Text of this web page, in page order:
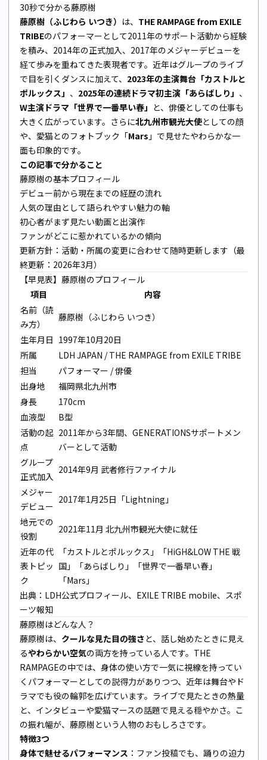
30秒で分かる藤原樹
藤原樹（ふじわら いつき） は、 THE RAMPAGE from EXILE
TRIBEのパフォーマーとして2011年のサポート活動から経験
を積み、2014年の正式加入、2017年のメジャーデビューを
経て歩みを重ねてきた表現者です。近年はグループのライブ
で目を引くダンスに加えて、 2023年の主演舞台「カストルと
ポルックス」 、 2025年の連続ドラマ初主演「あらばしり」 、
W主演ドラマ「世界で一番早い春」 と、俳優としての仕事も
大きく広がっています。さらに北九州市観光大使としての顔
や、愛猫とのフォトブック「Mars 」で見せたやわらかな一
面も印象的です。
この記事で分かること
藤原樹の基本プロフィール
デビュー前から現在までの経歴の流れ
人気の理由として語られやすい魅力の軸
初心者がまず見たい動画と出演作
ファンがどこに惹かれているかの傾向
更新方針：活動・所属の変更に合わせて随時更新します（最
終更新：2026年3月）
【早見表】藤原樹のプロフィール
項目
内容
名前（読
み方）
藤原樹（ふじわら いつき）
生年月日 1997年10月20日
所属
LDH JAPAN / THE RAMPAGE from EXILE TRIBE
担当
パフォーマー / 俳優
出身地
福岡県北九州市
身長
170cm
血液型
B型
活動の起
点
2011年から3年間、GENERATIONSサポートメン
バーとして活動
グループ
正式加入
2014年9月 武者修行ファイナル
メジャー
デビュー
2017年1月25日「Lightning」
地元での
役割
2021年11月 北九州市観光大使に就任
近年の代
表トピッ
ク
「カストルとポルックス」「HiGH&LOW THE 戦
国」「あらばしり」「世界で一番早い春」
「Mars」
出典： LDH公式プロフィール、 EXILE TRIBE mobile、 スポ
ーツ報知
藤原樹はどんな人？
藤原樹は、 クールな見た目の強さ と、話し始めたときに見え
るやわらかい空気の両方を持っている人です。THE
RAMPAGEの中では、身体の使い方で一気に視線を持ってい
くパフォーマーとしての説得力がありつつ、近年は舞台やド
ラマでも役の輪郭を広げています。ライブで見たときの熱量
と、インタビューや愛猫マースの話題で見える穏やかさ。こ
の振れ幅が、藤原樹という人物のおもしろさです。
特徴3つ
身体で魅せるパフォーマンス ：ファン投稿でも、踊りの迫力